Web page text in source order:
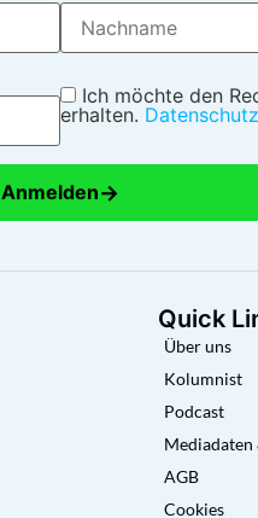
Ich möchte den
erhalten.
Anmelden→
Quick
Über uns
Kolumnist
Podcast
AGB
Cookies